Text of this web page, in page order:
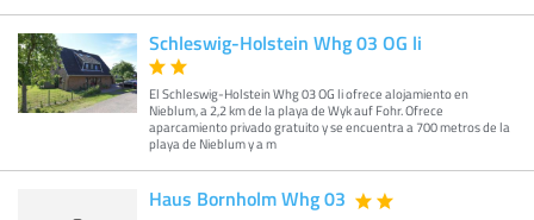
Schleswig-Holstein Whg 03 OG li
El Schleswig-Holstein Whg 03 OG li ofrece alojamiento en
Nieblum, a 2,2 km de la playa de Wyk auf Fohr. Ofrece
aparcamiento privado gratuito y se encuentra a 700 metros de la
playa de Nieblum y a m
Haus Bornholm Whg 03